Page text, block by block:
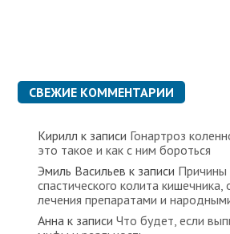
СВЕЖИЕ КОММЕНТАРИИ
Кирилл к записи Гонартроз
это такое и как с ним бороться
Эмиль Васильев к записи Причины
спастического колита кишечника,
лечения препаратами и
Анна к записиЧто будет, если